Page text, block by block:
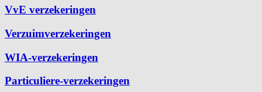
VvE verzekeringen
Verzuimverzekeringen
WIA-verzekeringen
Particuliere-verzekeringen